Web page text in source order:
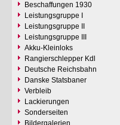
Beschaffungen 1930
Leistungsgruppe I
Leistungsgruppe II
Leistungsgruppe III
Akku-Kleinloks
Rangierschlepper Kdl
Deutsche Reichsbahn
Danske Statsbaner
Verbleib
Lackierungen
Sonderseiten
Bildergalerien